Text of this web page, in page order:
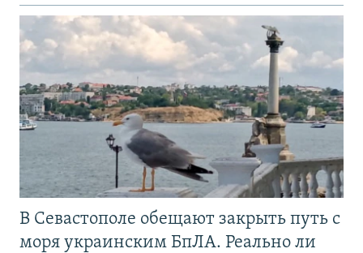
В Севастополе обещают закрыть путь с
моря украинским БпЛА. Реально ли